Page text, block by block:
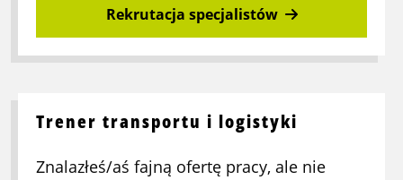
Rekrutacja specjalistów
Trener transportu i logistyki
Znalazłeś/aś fajną ofertę pracy, ale nie